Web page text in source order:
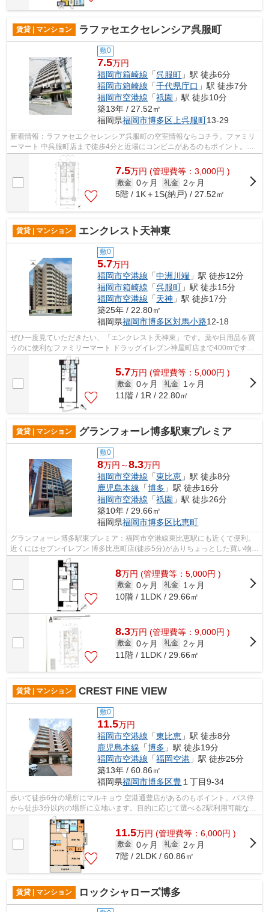
賃貸 | マンション ラファセエクセレンシア呉服町
敷0
7.5万円
福岡市箱崎線 「呉服町 」駅 徒歩6分
福岡市箱崎線 「千代県庁口 」駅 徒歩7分
福岡市空港線 「祇園 」駅 徒歩10分
築13年 / 27.52㎡
福岡県福岡市博多区 上呉服町13-29
新着情報：ラファセエクセレンシア呉服町の空室情報ならコチラ。ファミリ
ーマート 中呉服町店まで徒歩4分と近場にコンビニがあるのもポイント。共
用部には敷地内ごみ置き場・エレベー...
7.5万円 (管理費等：3,000円 )
敷金 0ヶ月 礼金 2ヶ月
5階 / 1K＋1S(納戸) / 27.52㎡
賃貸 | マンション エンクレスト天神東
敷0
5.7万円
福岡市空港線 「中洲川端 」駅 徒歩12分
福岡市箱崎線 「呉服町 」駅 徒歩15分
福岡市空港線 「天神 」駅 徒歩17分
築25年 / 22.80㎡
福岡県福岡市博多区対馬小路12-18
ぜひ一度見ていただきたい、「エンクレスト天神東」です。薬や日用品を買
うのに便利なファミリーマート ドラッグイレブン神屋町店まで400mです。
共用部には敷地内ごみ置き場・エレベー...
5.7万円 (管理費等：5,000円 )
敷金 0ヶ月 礼金
1ヶ月
11階 / 1R / 22.80㎡
賃貸 | マンション グランフォーレ博多駅東プレミア
敷0
8万円～8.3万円
福岡市空港線 「東比恵 」駅 徒歩8分
鹿児島本線 「博多 」駅 徒歩16分
福岡市空港線 「祇園 」駅 徒歩26分
築10年 / 29.66㎡
福岡県福岡市博多区比恵町
グランフォーレ博多駅東プレミア：福岡市空港線東比恵駅にも近くて便利。
近くにはセブンイレブン 博多比恵町店(徒歩5分)がありちょっとした買い物に
便利です。共用部にはエレベータ・...
8万円 (管理費等：5,000円 )
敷金 0ヶ月 礼金
1ヶ月
10階 / 1LDK / 29.66㎡
8.3万円 (管理費等：9,000円 )
敷金 0ヶ月 礼金
2ヶ月
11階 / 1LDK / 29.66㎡
賃貸 | マンション CREST FINE VIEW
敷0
11.5万円
福岡市空港線 「東比恵 」駅 徒歩8分
鹿児島本線 「博多 」駅 徒歩19分
福岡市空港線 「福岡空港 」駅 徒歩25分
築13年 / 60.86㎡
福岡県福岡市博多区豊 １丁目9-34
歩いて徒歩6分の場所にマルキョウ 空港通豊店があるのもポイント。バス停
から徒歩3分以内の場所に立地います。目的に応じて選べる2駅利用可能な物
件です。賃料は安くはありませんが、...
11.5万円 (管理費等：6,000円 )
敷金 0ヶ月 礼金
2ヶ月
7階 / 2LDK / 60.86㎡
賃貸 | マンション ロックシャローズ博多